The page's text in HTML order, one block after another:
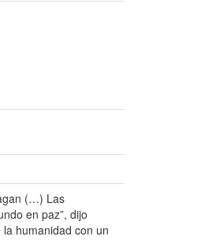
(…) Las
en paz”, dijo
humanidad con un